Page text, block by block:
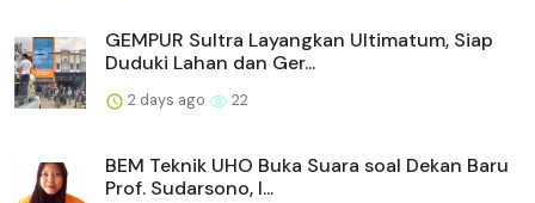
GEMPUR Sultra Layangkan Ultimatum, Siap
Duduki Lahan dan Ger...
2 days ago 22
BEM Teknik UHO Buka Suara soal Dekan Baru
Prof. Sudarsono, I...